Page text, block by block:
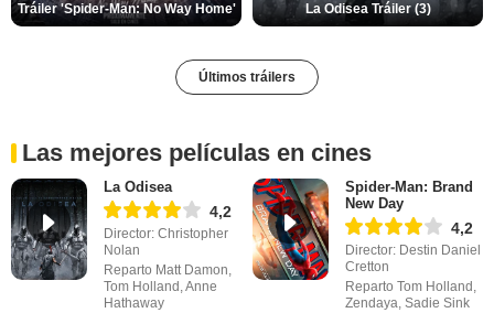
Tráiler 'Spider-Man: No Way Home' La Odisea Tráiler (3)
Últimos tráilers
Las mejores películas en cines
La Odisea
4,2
Director: Christopher
Nolan
Reparto Matt Damon,
Tom Holland, Anne
Hathaway
Spider-Man: Brand
New Day
4,2
Director: Destin Daniel
Cretton
Reparto Tom Holland,
Zendaya, Sadie Sink